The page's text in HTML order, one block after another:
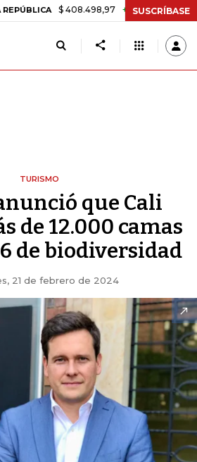
$ 408.498,97 +$ 8.753,81 +2,19%
SUSCRÍBASE
TURISMO
que Cali
de 12.000 camas
de biodiversidad
21 de febrero de 2024